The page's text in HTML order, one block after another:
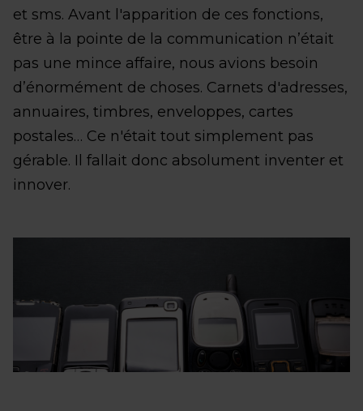
et sms. Avant l'apparition de ces fonctions,
être à la pointe de la communication n’était
pas une mince affaire, nous avions besoin
d’énormément de choses. Carnets d'adresses,
annuaires, timbres, enveloppes, cartes
postales… Ce n'était tout simplement pas
gérable. Il fallait donc absolument inventer et
innover.